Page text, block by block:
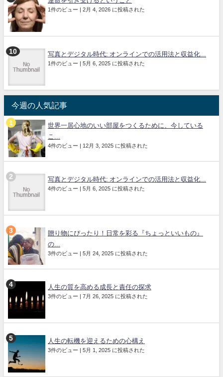
1件のビュー 2月 4, 2026 に投稿された
写真とデジタル時代: オンラインでの活用法と収益化...
1件のビュー 5月 6, 2025 に投稿された
今週の人気記事
世界一居心地のいい部屋をつくるために、今している
こ...
4件のビュー 12月 3, 2025 に投稿された
写真とデジタル時代: オンラインでの活用法と収益化...
4件のビュー 5月 6, 2025 に投稿された
贈り物にぴったり！日常を彩る『ちょっといいもの』
の...
3件のビュー 5月 24, 2025 に投稿された
人生の質を高める成長と責任の探求
3件のビュー 7月 26, 2025 に投稿された
人生の転機を迎えるための心構え
3件のビュー 5月 1, 2025 に投稿された